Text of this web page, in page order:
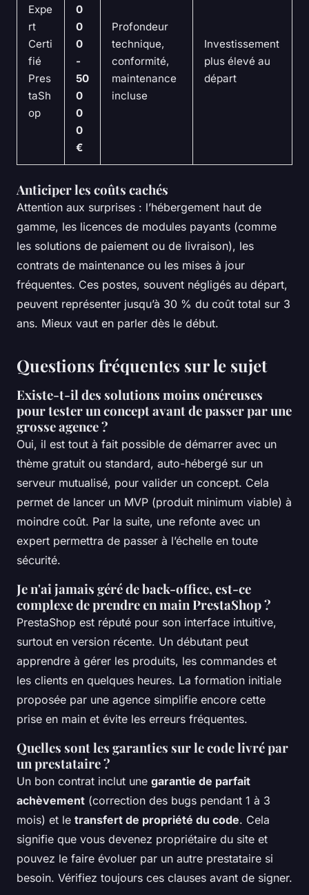
Expe
rt
Certi
fié
Pres
taSh
op
0
0
0
-
50
0
0
0
€
Profondeur
technique,
conformité,
maintenance
incluse
Investissement
plus élevé au
départ
Anticiper les coûts cachés
Attention aux surprises : l’hébergement haut de
gamme, les licences de modules payants (comme
les solutions de paiement ou de livraison), les
contrats de maintenance ou les mises à jour
fréquentes. Ces postes, souvent négligés au départ,
peuvent représenter jusqu’à 30 % du coût total sur 3
ans. Mieux vaut en parler dès le début.
Questions fréquentes sur le sujet
Existe-t-il des solutions moins onéreuses
pour tester un concept avant de passer par une
grosse agence ?
Oui, il est tout à fait possible de démarrer avec un
thème gratuit ou standard, auto-hébergé sur un
serveur mutualisé, pour valider un concept. Cela
permet de lancer un MVP (produit minimum viable) à
moindre coût. Par la suite, une refonte avec un
expert permettra de passer à l’échelle en toute
sécurité.
Je n'ai jamais géré de back-office, est-ce
complexe de prendre en main PrestaShop ?
PrestaShop est réputé pour son interface intuitive,
surtout en version récente. Un débutant peut
apprendre à gérer les produits, les commandes et
les clients en quelques heures. La formation initiale
proposée par une agence simplifie encore cette
prise en main et évite les erreurs fréquentes.
Quelles sont les garanties sur le code livré par
un prestataire ?
Un bon contrat inclut une garantie de parfait
achèvement (correction des bugs pendant 1 à 3
mois) et le transfert de propriété du code. Cela
signifie que vous devenez propriétaire du site et
pouvez le faire évoluer par un autre prestataire si
besoin. Vérifiez toujours ces clauses avant de signer.